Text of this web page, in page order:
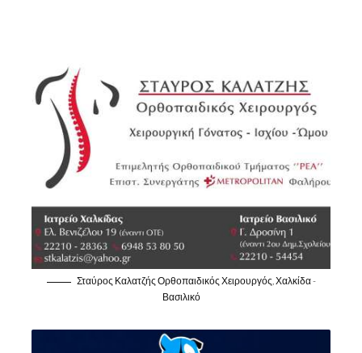
Σταύρος Καλατζής Ορθοπαιδικός Χειρουργός, Χαλκίδα -
Βασιλικό